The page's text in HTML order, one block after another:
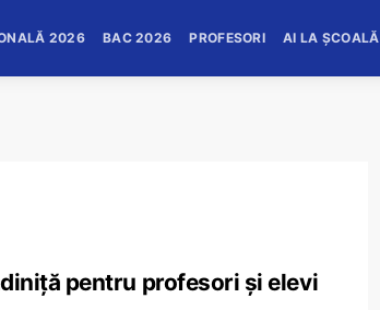
2026 BAC 2026 PROFESORI AI LA ȘCOALĂ
pentru profesori și elevi